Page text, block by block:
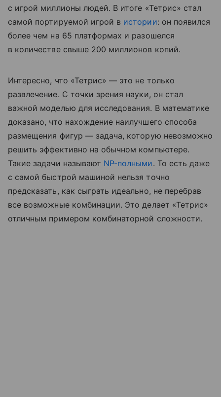
с игрой миллионы людей. В итоге «Тетрис» стал
самой портируемой игрой в истории: он появился
более чем на 65 платформах и разошелся
в количестве свыше 200 миллионов копий.
Интересно, что «Тетрис» — это не только
развлечение. С точки зрения науки, он стал
важной моделью для исследования. В математике
доказано, что нахождение наилучшего способа
размещения фигур — задача, которую невозможно
решить эффективно на обычном компьютере.
Такие задачи называют NP-полными. То есть даже
с самой быстрой машиной нельзя точно
предсказать, как сыграть идеально, не перебрав
все возможные комбинации. Это делает «Тетрис»
отличным примером комбинаторной сложности.